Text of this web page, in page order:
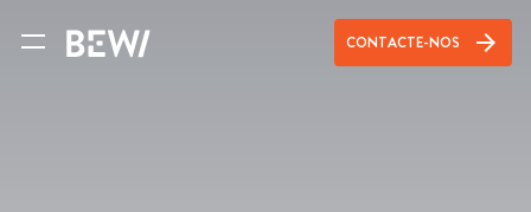
CONTACTE-NOS arrow_forward